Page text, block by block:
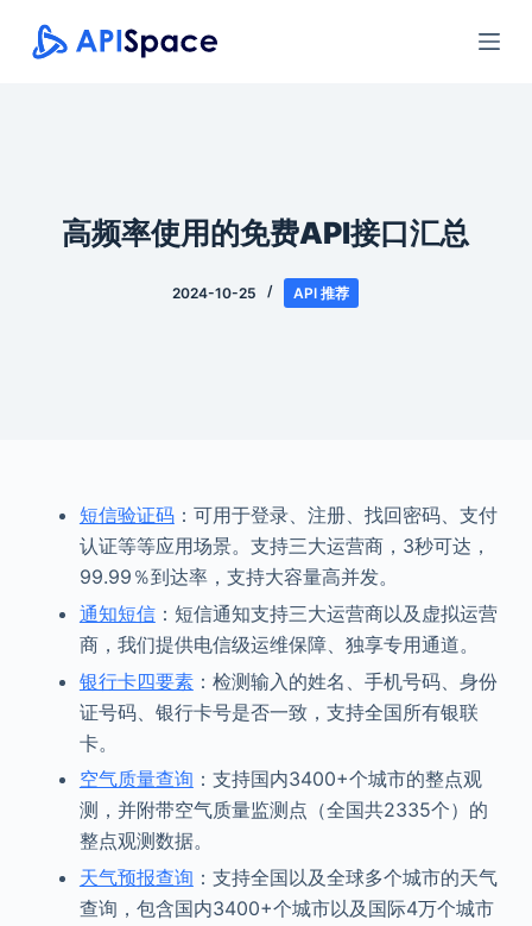
跳
过
高频率使用的免费API接口汇总
2024-10-25 API 推荐
短信验证码：可用于登录、注册、找回密码、支付
认证等等应用场景。支持三大运营商，3秒可达，
99.99％到达率，支持大容量高并发。
通知短信：短信通知支持三大运营商以及虚拟运营
商，我们提供电信级运维保障、独享专用通道。
银行卡四要素：检测输入的姓名、手机号码、身份
证号码、银行卡号是否一致，支持全国所有银联
卡。
空气质量查询 ：支持国内3400+个城市的整点观
测，并附带空气质量监测点（全国共2335个）的
整点观测数据。
天气预报查询 ：支持全国以及全球多个城市的天气
查询，包含国内3400+个城市以及国际4万个城市